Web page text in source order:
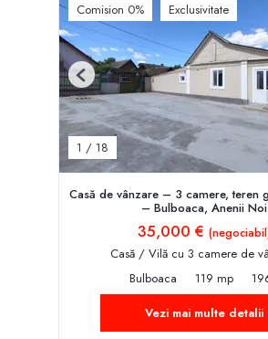
Comision 0% Exclusivitate
1 / 18
Previous
Casă de vânzare – 3 camere, teren
– Bulboaca, Anenii Noi
35,000 €
Casă / Vilă cu 3 camere de
Bulboaca
119 mp
Vezi mai multe detalii